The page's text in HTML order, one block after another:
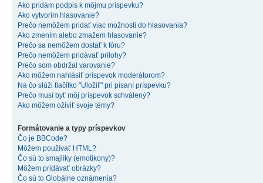
Ako pridám podpis k môjmu príspevku?
Ako vytvorím hlasovanie?
Prečo nemôžem pridať viac možností do hlasovania?
Ako zmením alebo zmažem hlasovanie?
Prečo sa nemôžem dostať k fóru?
Prečo nemôžem pridávať prílohy?
Prečo som obdržal varovanie?
Ako môžem nahlásiť príspevok moderátorom?
Na čo slúži tlačítko "Uložiť" pri písaní príspevku?
Prečo musí byť môj príspevok schválený?
Ako môžem oživiť svoje témy?
Formátovanie a typy príspevkov
Čo je BBCode?
Môžem používať HTML?
Čo sú to smajlíky (emotikony)?
Môžem pridávať obrázky?
Čo sú to Globálne oznámenia?